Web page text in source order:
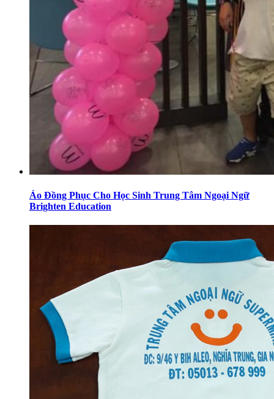
Áo Đồng Phục Cho Học Sinh Trung Tâm Ngoại Ngữ
Brighten Education